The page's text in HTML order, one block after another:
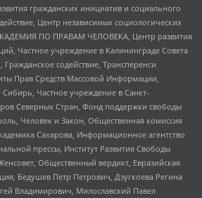
гражданских инициатив и социального
Центр независимых социологических
ПО ПРАВАМ ЧЕЛОВЕКА, Центр развития
Частное учреждение в Калининграде Совета
содействие, Трансперенси
Прав Средств Массовой Информации,
Сибирь, Частное учреждение в Санкт-
Северных Стран, Фонд поддержки свободы
Человек и Закон, Общественная комиссия
Сахарова, Информационное агентство
прессы, Институт Развития Свободы
Общественный вердикт, Евразийская
Бедушев Петр Петрович, Дзугкоева Регина
Владимирович, Милославский Павел